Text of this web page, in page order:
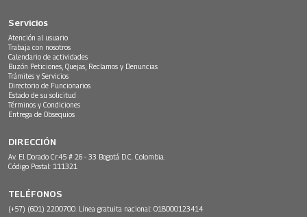
Servicios
Atención al usuario
Trabaja con nosotros
Calendario de actividades
Buzón Peticiones, Quejas, Reclamos y Denuncias
Trámites y Servicios
Directorio de Funcionarios
Estado de su solicitud
Términos y Condiciones
Entrega de Obsequios
DIRECCIÓN
Av. El Dorado Cr.45 # 26 - 33 Bogotá D.C. Colombia.
Código Postal: 111321
TELÉFONOS
(+57) (601) 2200700. Línea gratuita nacional: 018000123414